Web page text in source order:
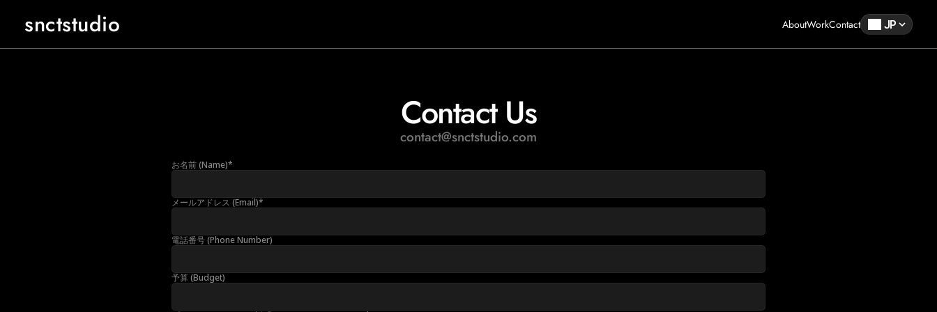
Contact Us
contact@snctstudio.com
お名前 (Name)*
メールアドレス (Email)*
電話番号 (Phone Number)
予算 (Budget)
snctstudio AboutWorkContact JP